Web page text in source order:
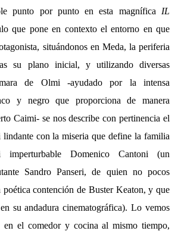
punto por punto en esta magnífica IL
que pone en contexto el entorno en que
situándonos en Meda, la periferia
su plano inicial, y utilizando diversas
de Olmi -ayudado por la intensa
y negro que proporciona de manera
Caimi- se nos describe con pertinencia el
con la miseria que define la familia
Domenico Cantoni (un
Sandro Panseri, de quien no pocos
contención de Buster Keaton, y que
su andadura cinematográfica). Lo vemos
en el comedor y cocina al mismo tiempo,